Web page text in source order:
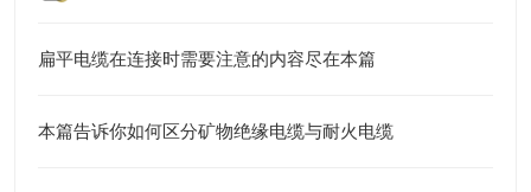
扁平电缆在连接时需要注意的内容尽在本篇
本篇告诉你如何区分矿物绝缘电缆与耐火电缆